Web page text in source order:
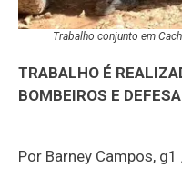
Trabalho conjunto em
TRABALHO É
BOMBEIROS E
Por Barney Campos,